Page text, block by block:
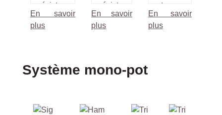
résistan
t aux
griffes
pour
l’intérie
ur à
En savoir
plus
résista
nt aux
griffes
phase
l’intéri
En savoir
plus
nt aux
griffes
et à
base
En savoir
plus
Ignorer la galerie de produits
Système mono-pot